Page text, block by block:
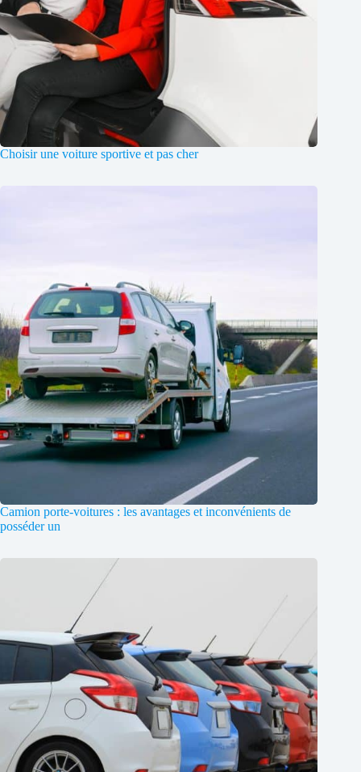
Choisir une voiture sportive et pas cher
Camion porte-voitures : les avantages et inconvénients de
posséder un